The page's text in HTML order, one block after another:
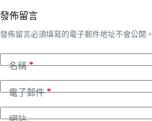
發佈留言
發佈留言必須填寫的電子郵件地址不會公開。
名稱*
電子郵件*